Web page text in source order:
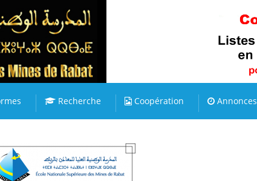
Recherche Coopération Annonces